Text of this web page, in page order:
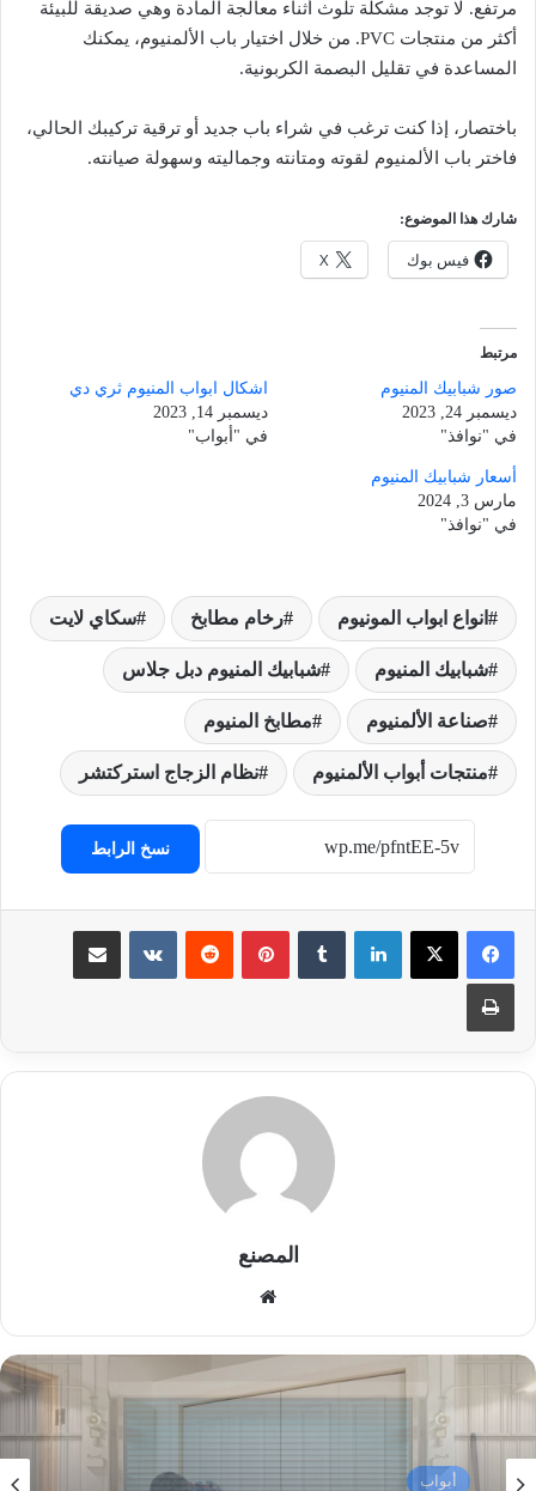
مرتفع. لا توجد مشكلة تلوث أثناء معالجة المادة وهي صديقة للبيئة
أكثر من منتجات PVC. من خلال اختيار باب الألمنيوم، يمكنك
المساعدة في تقليل البصمة الكربونية.
باختصار، إذا كنت ترغب في شراء باب جديد أو ترقية تركيبك الحالي،
فاختر باب الألمنيوم لقوته ومتانته وجماليته وسهولة صيانته.
شارك هذا الموضوع:
فيس بوك X
مرتبط
صور شبابيك المنيوم
ديسمبر 24, 2023
في "نوافذ"
اشكال ابواب المنيوم ثري دي
ديسمبر 14, 2023
في "أبواب"
أسعار شبابيك المنيوم
مارس 3, 2024
في "نوافذ"
انواع ابواب المونيوم رخام مطابخ سكاي لايت
شبابيك المنيوم شبابيك المنيوم دبل جلاس
صناعة الألمنيوم مطابخ المنيوم
منتجات أبواب الألمنيوم نظام الزجاج استركتشر
نسخ الرابط
لينكدإن بينتيريست
المصنع
الوي
أبواب